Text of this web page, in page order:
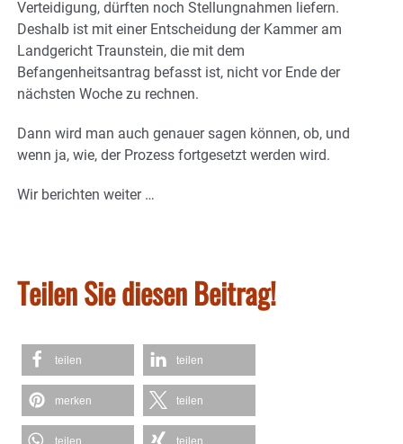
Verteidigung, dürften noch Stellungnahmen liefern.
Deshalb ist mit einer Entscheidung der Kammer am
Landgericht Traunstein, die mit dem
Befangenheitsantrag befasst ist, nicht vor Ende der
nächsten Woche zu rechnen.
Dann wird man auch genauer sagen können, ob, und
wenn ja, wie, der Prozess fortgesetzt werden wird.
Wir berichten weiter …
Teilen Sie diesen Beitrag!
teilen teilen
merken teilen
teilen teilen